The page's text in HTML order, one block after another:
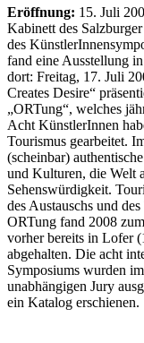
Eröffnung: 15. Juli
Kabinett des
des
fand eine Ausstellung
dort: Freitag, 17. Juli
Creates Desire“
„ORTung“, welches
Acht KünstlerInnen
Tourismus gearbeitet.
(scheinbar)
und Kulturen, die Welt
Sehenswürdigkeit.
des Austauschs und
ORTung fand 2008
vorher bereits in Lofer
abgehalten. Die acht
Symposiums wurden
unabhängigen Jury
ein Katalog erschienen.